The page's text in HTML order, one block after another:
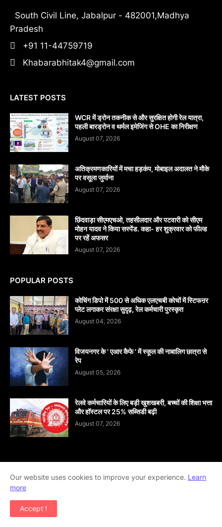
South Civil Line, Jabalpur - 482001,Madhya
Pradesh
+91 11-44759719
Khabarabhitak4@gmail.com
LATEST POSTS
WCR में ड्रोन तकनीक से और सुरक्षित होगी रेल यात्रा,
पहली बारड्रोन व थर्मल इमेजिंग से OHE का निरीक्षण
August 07, 2026
अतिक्रमणकारियों में मचा हड़कंप, मोबाइल अदालत ने मौके
पर वसूला जुर्माना
August 07, 2026
छिंदवाड़ा सीएमएचओ, तहसीलदार और पटवारी को सीएम
मोहन यादव ने किया सस्पेंड. कहा- हर शुक्रवार को फील्ड
पर रहें अफसर
August 07, 2026
POPULAR POSTS
कोचिंग डिपो में 500 से अधिक एलएचबी कोचों में स्टिफऩर
प्लेट लगाकर संरक्षा सुदृढ़, रेल कर्मचारी पुरस्कृत
August 04, 2026
विजयनगर के ' एआर कैफे ' में स्कूल की नाबालिग छात्रा से
रेप
August 05, 2026
रेलवे कर्मचारियों के लिए बड़ी खुशखबरी, बच्चों की शिक्षा भत्ता
और हॉस्टल पर 25% सब्सिडी बढ़ी
August 07, 2026
Home About contact-us
Disclaimer
Our website uses cookies to improve your experience. Learn
more
Accept !